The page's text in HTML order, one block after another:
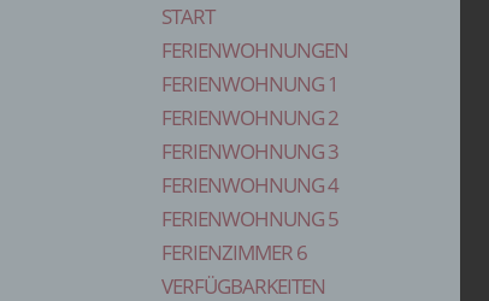
START
FERIENWOHNUNGEN
FERIENWOHNUNG 1
FERIENWOHNUNG 2
FERIENWOHNUNG 3
FERIENWOHNUNG 4
FERIENWOHNUNG 5
FERIENZIMMER 6
VERFÜGBARKEITEN